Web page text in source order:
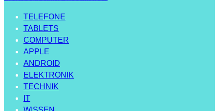
TELEFONE
TABLETS
COMPUTER
APPLE
ANDROID
ELEKTRONIK
TECHNIK
IT